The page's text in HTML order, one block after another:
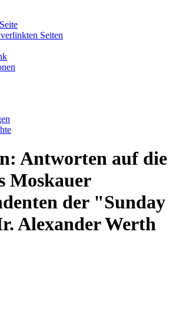
Seiten
Antworten auf die
Moskauer
der "Sunday
Alexander Werth